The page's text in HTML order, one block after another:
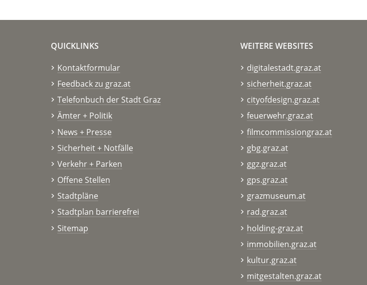
QUICKLINKS
Kontaktformular
Feedback zu graz.at
Telefonbuch der Stadt Graz
Ämter + Politik
News + Presse
Sicherheit + Notfälle
Verkehr + Parken
Offene Stellen
Stadtpläne
Stadtplan barrierefrei
Sitemap
WEITERE WEBSITES
digitalestadt.graz.at
sicherheit.graz.at
cityofdesign.graz.at
feuerwehr.graz.at
filmcommissiongraz.at
gbg.graz.at
ggz.graz.at
gps.graz.at
grazmuseum.at
rad.graz.at
holding-graz.at
immobilien.graz.at
kultur.graz.at
mitgestalten.graz.at